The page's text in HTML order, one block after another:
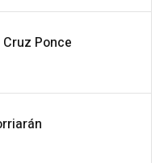
Ponce